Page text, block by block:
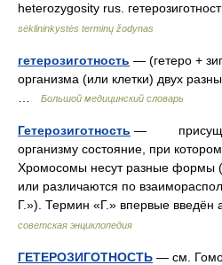
heterozygosity rus.
sėklininkystės terminų žodynas
гетерозиготность — (гетеро +
организма (или клетки) двух
Большой медицинский словарь
Гетерозиготность — присущее
организму состояние, при
Хромосомы несут разные формы
или различаются по
Г.»). Термин «Г.» впервые
советская энциклопедия
ГЕТЕРОЗИГОТНОСТЬ — см.